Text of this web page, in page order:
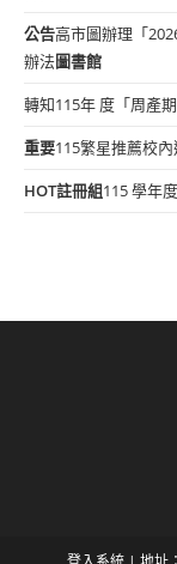
公告高市圖辦理「
辦法圖書館
轉知115年 度「周產
重要115繁星推薦校
HOT註冊組115 學年